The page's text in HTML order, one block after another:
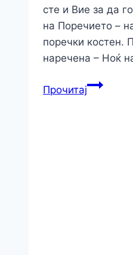
сте и Вие за да
на Поречието –
поречки костен.
наречена – Ноќ
Прочитај